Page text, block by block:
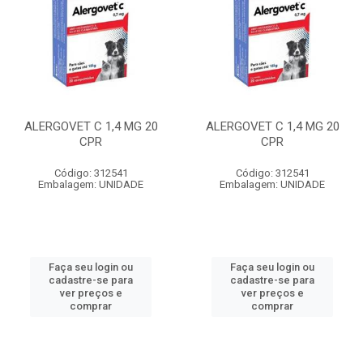
ALERGOVET C 1,4 MG 20
CPR
Código: 312541
Embalagem: UNIDADE
Faça seu login ou
cadastre-se para
ver preços e
comprar
ALERGOVET C 1,4 MG 20
CPR
Código: 312541
Embalagem: UNIDADE
Faça seu login ou
cadastre-se para
ver preços e
comprar